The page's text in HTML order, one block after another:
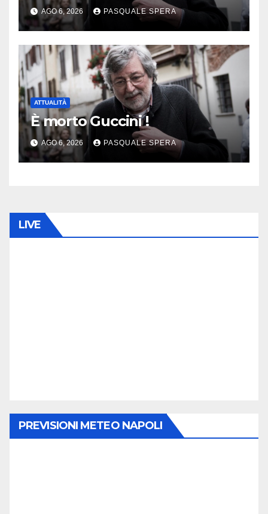
AGO 6, 2026 PASQUALE SPERA
ATTUALITÀ
È morto Guccini !
AGO 6, 2026 PASQUALE SPERA
LIVE
PREVISIONI METEO NAPOLI